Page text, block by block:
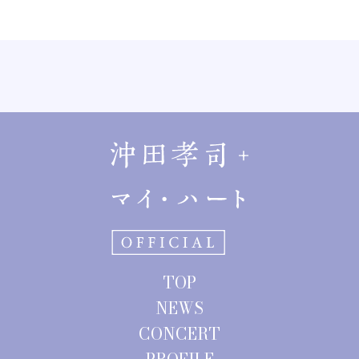
TOP
NEWS
CONCERT